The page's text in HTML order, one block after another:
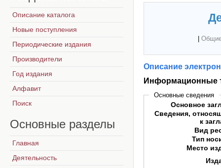
Описание
Информационные
Основные сведения
Основное
Сведения,
к
Вид
Тип
Место
Описание каталога
Новые поступления
Периодические издания
Производители
Год издания
Алфавит
Поиск
Основные разделы
Главная
Деятельность